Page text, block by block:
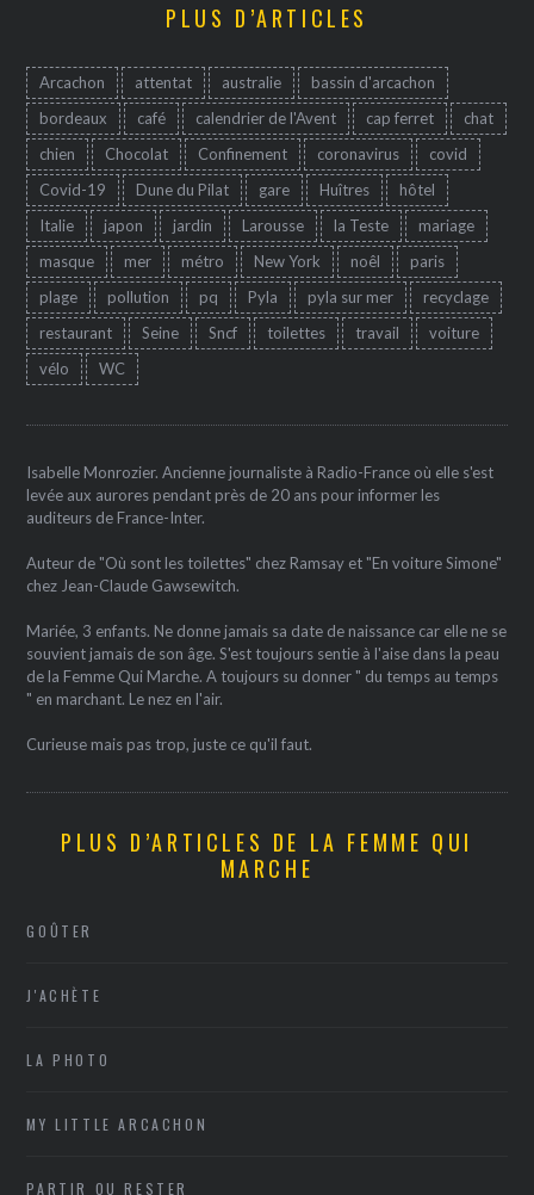
PLUS D’ARTICLES
Arcachon attentat australie
bassin d'arcachon
bordeaux
café calendrier de l'Avent cap ferret
chat
chien
Chocolat Confinement coronavirus
covid
Covid-19
Dune du Pilat gare Huîtres
hôtel
Italie
japon jardin Larousse la Teste
mariage
masque
mer métro New York noêl
paris
plage
pollution pq Pyla pyla sur mer
recyclage
restaurant
Seine Sncf toilettes travail
voiture
vélo
WC
Isabelle Monrozier. Ancienne journaliste à Radio-France où elle s'est
levée aux aurores pendant près de 20 ans pour informer les
auditeurs de France-Inter.
Auteur de "Où sont les toilettes" chez Ramsay et "En voiture Simone"
chez Jean-Claude Gawsewitch.
Mariée, 3 enfants. Ne donne jamais sa date de naissance car elle ne se
souvient jamais de son âge. S'est toujours sentie à l'aise dans la peau
de la Femme Qui Marche. A toujours su donner " du temps au temps
" en marchant. Le nez en l'air.
Curieuse mais pas trop, juste ce qu'il faut.
PLUS D’ARTICLES DE LA FEMME QUI
MARCHE
GOÛTER
J'ACHÈTE
LA PHOTO
MY LITTLE ARCACHON
PARTIR OU RESTER